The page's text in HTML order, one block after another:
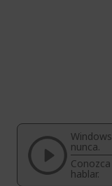
de
galería
imágenes
nunca.
hablar.